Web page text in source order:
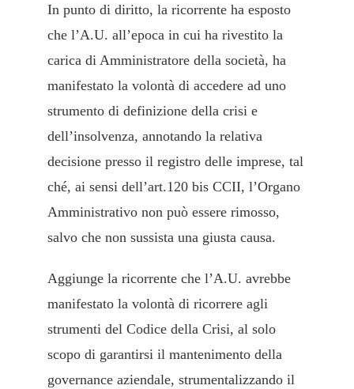
In punto di diritto, la ricorrente ha esposto
che l’A.U. all’epoca in cui ha rivestito la
carica di Amministratore della società, ha
manifestato la volontà di accedere ad uno
strumento di definizione della crisi e
dell’insolvenza, annotando la relativa
decisione presso il registro delle imprese, tal
ché, ai sensi dell’art.120 bis CCII, l’Organo
Amministrativo non può essere rimosso,
salvo che non sussista una giusta causa.
Aggiunge la ricorrente che l’A.U. avrebbe
manifestato la volontà di ricorrere agli
strumenti del Codice della Crisi, al solo
scopo di garantirsi il mantenimento della
governance aziendale, strumentalizzando il